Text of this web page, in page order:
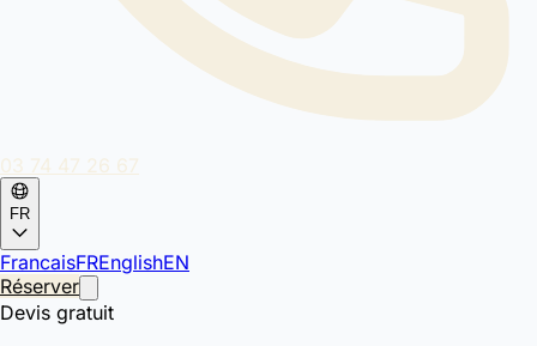
03 74 47 26 67
FR
FrancaisFREnglishEN
Réserver
Devis gratuit